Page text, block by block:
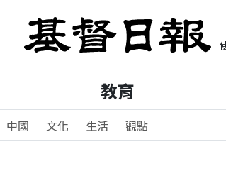
教育
中國 文化 生活 觀點